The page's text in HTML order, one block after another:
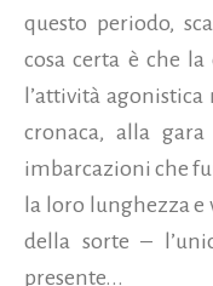
questo periodo,
cosa certa è che
l’attività
cronaca, alla
imbarcazioni che
la loro lunghezza
della sorte –
presente...